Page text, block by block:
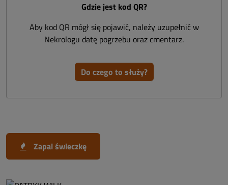
Gdzie jest kod QR?
Aby kod QR mógł się pojawić, należy uzupełnić w
Nekrologu datę pogrzebu oraz cmentarz.
Do czego to służy?
Zapal świeczkę